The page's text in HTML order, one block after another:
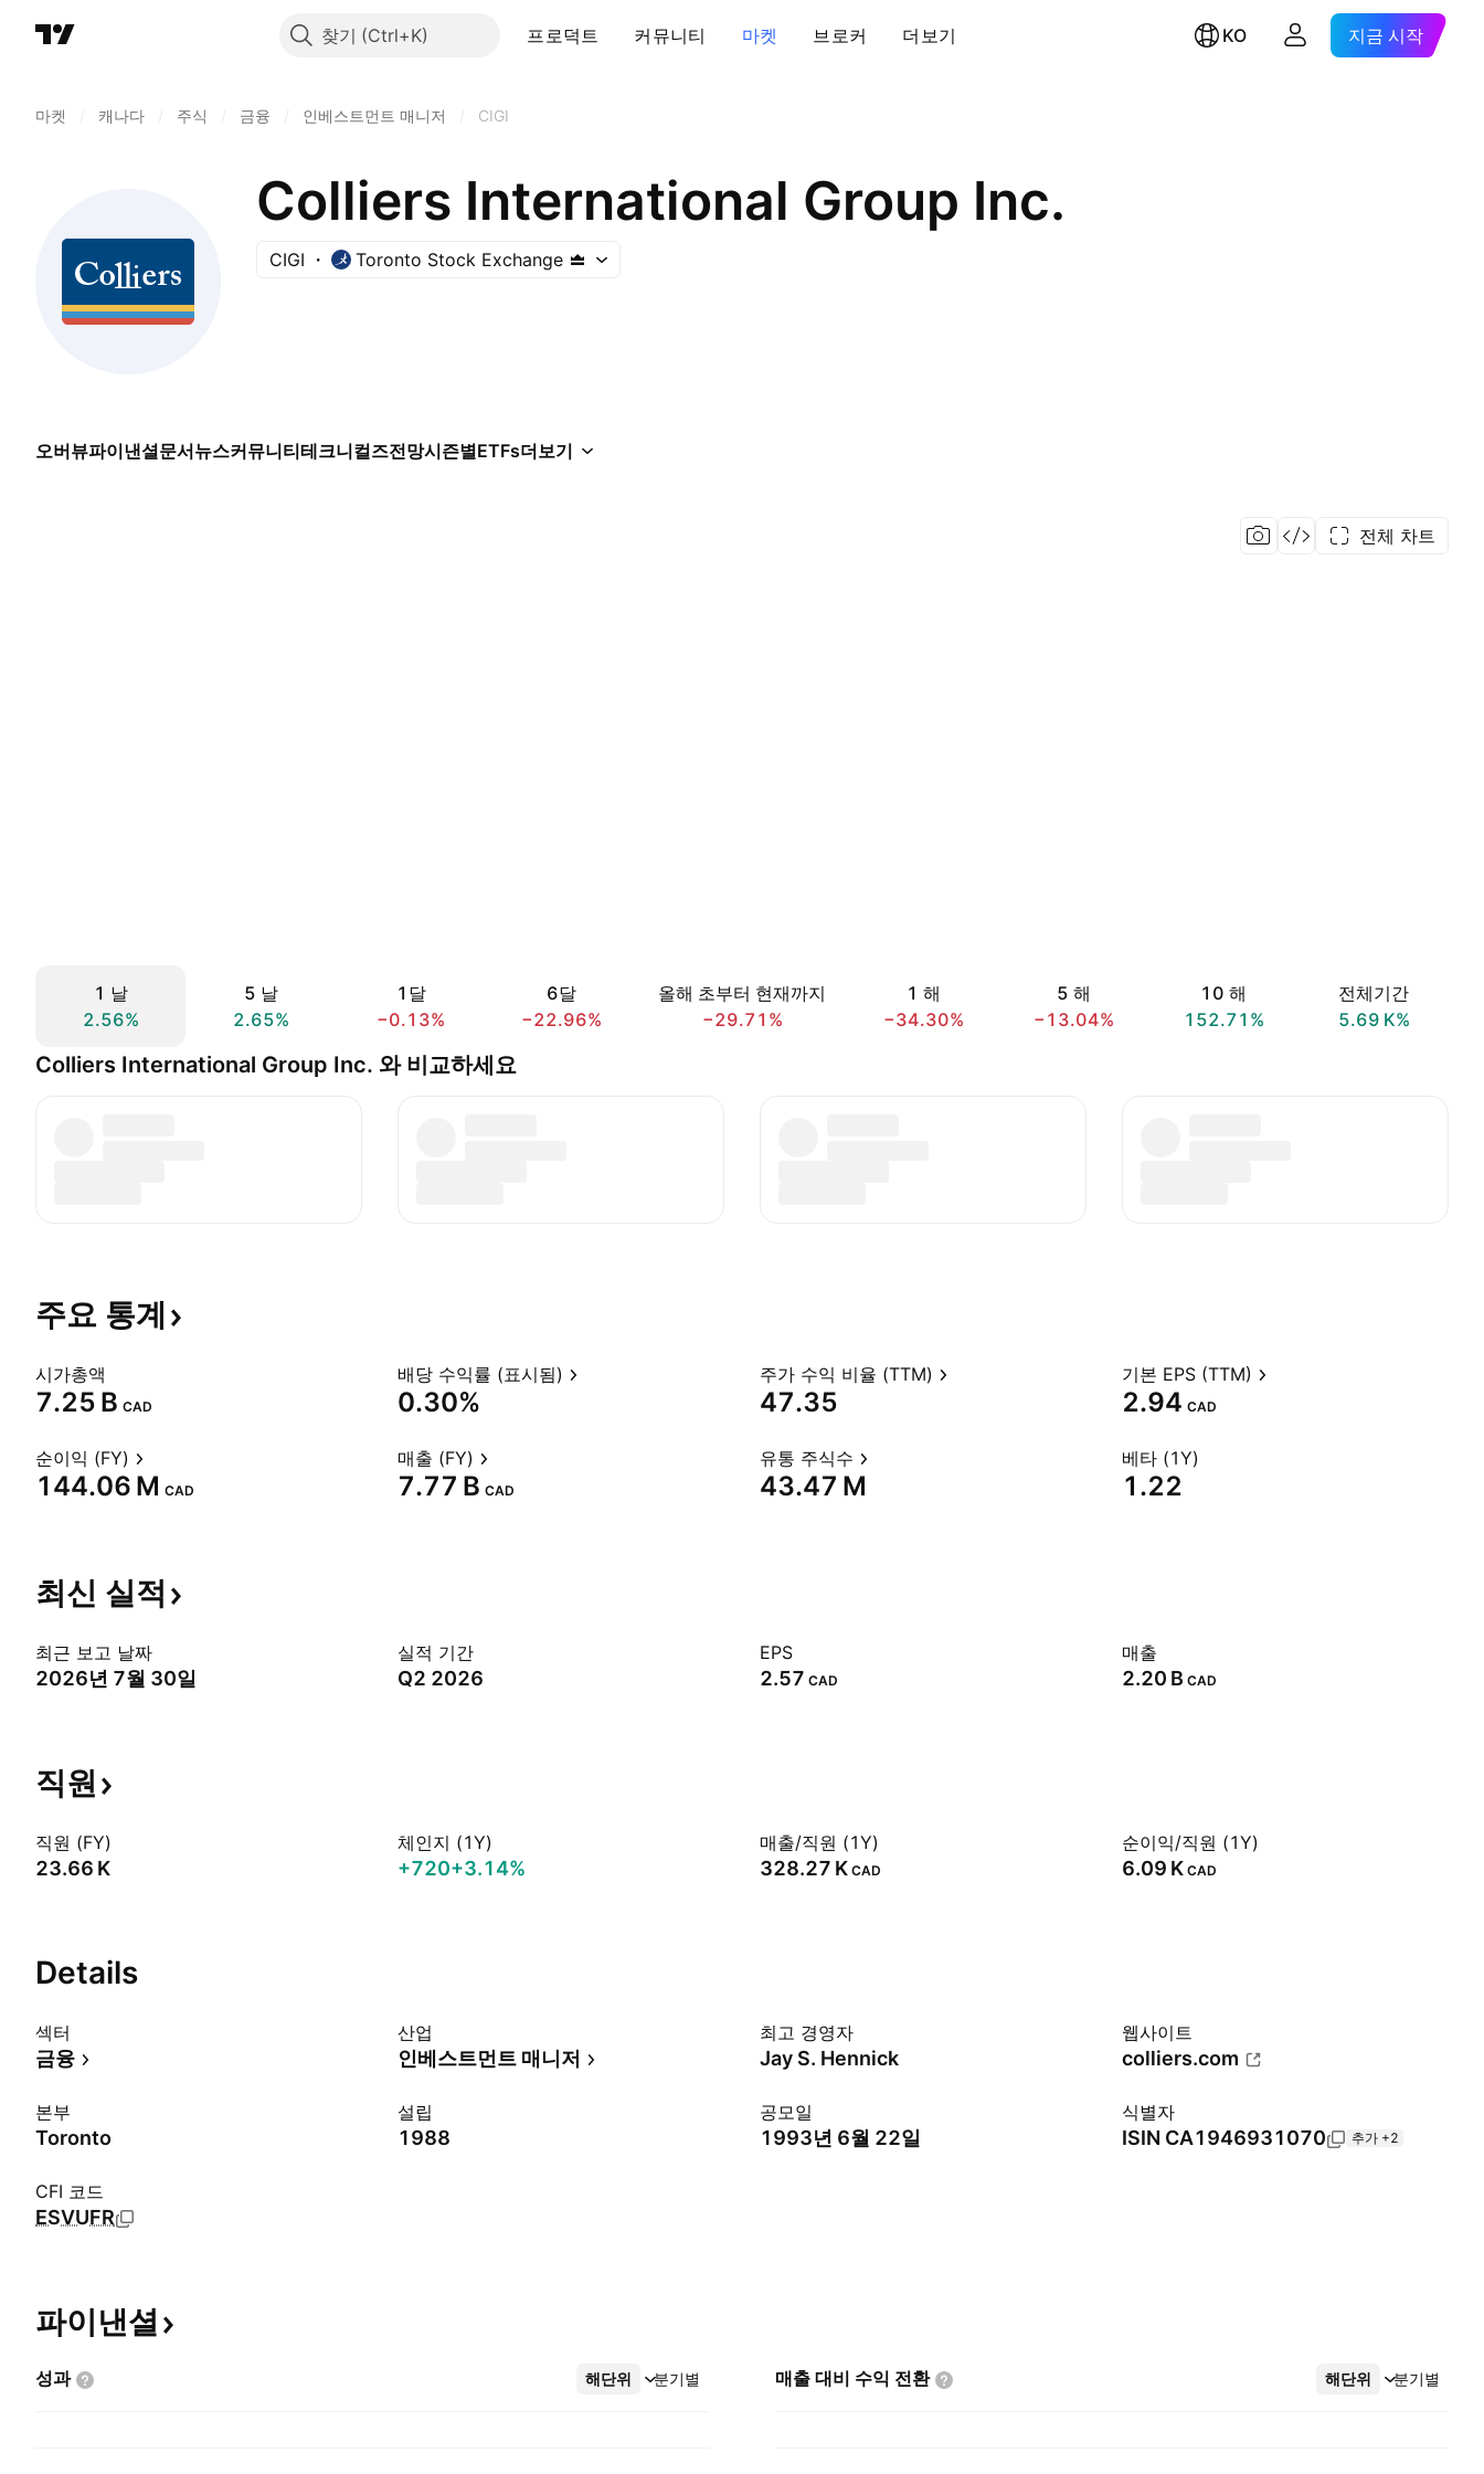
찾기 프로덕트 커뮤니티 마켓 브로커 더보기 KO 지금 시작
마켓 캐나다 주식 금융 인베스트먼트 매니저 CIGI
Colliers International Group Inc.
CIGI Toronto Stock Exchange
오버뷰파이낸셜문서뉴스커뮤니티테크니컬즈전망시즌별ETFs더보기
전체 차트
1 날
2.56%
5 날
2.65%
1달
−0.13%
6달
−22.96%
올해 초부터 현재까지
−29.71%
1 해
−34.30%
5 해
−13.04%
10 해
152.71%
전체기간
‪5.69 K‬%
Colliers International Group Inc. 와 비교하세요
주요 통계
시가총액
‪7.25 B‬ CAD
배당 수익률 (표시됨)
0.30%
주가 수익 비율 (TTM)
47.35
기본 EPS (TTM)
2.94 CAD
순이익 (FY)
‪144.06 M‬ CAD
매출 (FY)
‪7.77 B‬ CAD
유통 주식수
‪43.47 M‬
베타 (1Y)
1.22
최신 실적
최근 보고 날짜
2026년 7월 30일
실적 기간
Q2 2026
EPS
2.57 CAD
매출
‪2.20 B‬ CAD
직원
직원 (FY)
‪23.66 K‬
체인지 (1Y)
+720+3.14%
매출/직원 (1Y)
‪328.27 K‬ CAD
순이익/직원 (1Y)
‪6.09 K‬ CAD
Details
섹터
금융
산업
인베스트먼트 매니저
최고 경영자
Jay S. Hennick
웹사이트
colliers.com
본부
Toronto
설립
1988
공모일
1993년 6월 22일
식별자
ISIN CA1946931070 추가 +2
CFI 코드
ESVUFR
파이낸셜
성과 해단위 분기별
더보기 매출 대비 수익 전환 해단위 분기별
더보기